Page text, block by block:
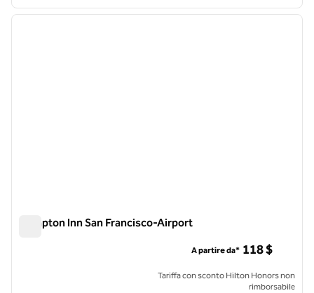
1 di 12
Hampton Inn San Francisco-Airport
A partire da* 118 $
Tariffa con sconto Hilton Honors non
rimborsabile